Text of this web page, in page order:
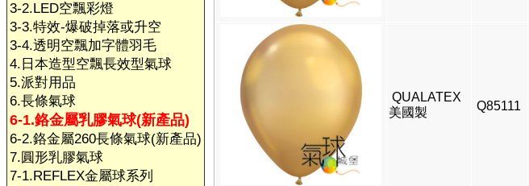
3-2.LED空飄彩燈
3-3.特效-爆破掉落或升空
3-4.透明空飄加字體羽毛
4.日本造型空飄長效型氣球
5.派對用品
6.長條氣球
6-1.鉻金屬乳膠氣球(新產品)
6-2.鉻金屬260長條氣球(新產品)
7.圓形乳膠氣球
7-1.REFLEX金屬球系列
QUALATEX
美國製
Q85111